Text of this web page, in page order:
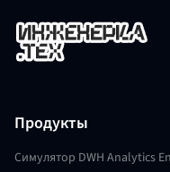
Продукты
Симулятор DWH Analytics